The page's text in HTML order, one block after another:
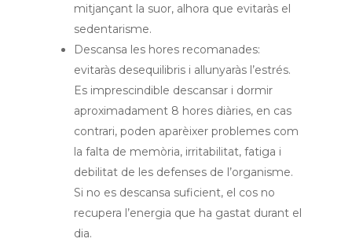
mitjançant la suor, alhora que evitaràs el
sedentarisme.
Descansa les hores recomanades:
evitaràs desequilibris i allunyaràs l’estrés.
Es imprescindible descansar i dormir
aproximadament 8 hores diàries, en cas
contrari, poden aparèixer problemes com
la falta de memòria, irritabilitat, fatiga i
debilitat de les defenses de l’organisme.
Si no es descansa suficient, el cos no
recupera l’energia que ha gastat durant el
dia.